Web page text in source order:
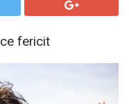
fericit